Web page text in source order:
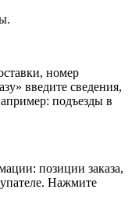
номер
введите сведения,
подъезды в
позиции заказа,
Нажмите